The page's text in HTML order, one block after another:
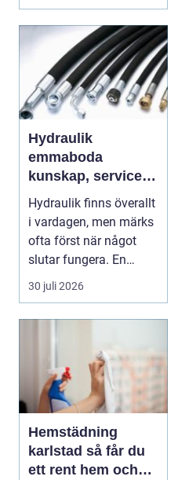
Hydraulik
emmaboda
kunskap, service
och rätt lösningar
när du behöver
dem
Hydraulik finns överallt
i vardagen, men märks
ofta först när något
slutar fungera. En
läckande slan...
30 juli 2026
Hemstädning
karlstad så får du
ett rent hem och